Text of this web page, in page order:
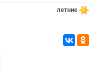
летние